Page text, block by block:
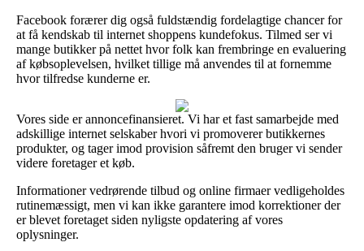
Facebook forærer dig også fuldstændig fordelagtige chancer for
at få kendskab til internet shoppens kundefokus. Tilmed ser vi
mange butikker på nettet hvor folk kan frembringe en evaluering
af købsoplevelsen, hvilket tillige må anvendes til at fornemme
hvor tilfredse kunderne er.
Vores side er annoncefinansieret. Vi har et fast samarbejde med
adskillige internet selskaber hvori vi promoverer butikkernes
produkter, og tager imod provision såfremt den bruger vi sender
videre foretager et køb.
Informationer vedrørende tilbud og online firmaer vedligeholdes
rutinemæssigt, men vi kan ikke garantere imod korrektioner der
er blevet foretaget siden nyligste opdatering af vores
oplysninger.